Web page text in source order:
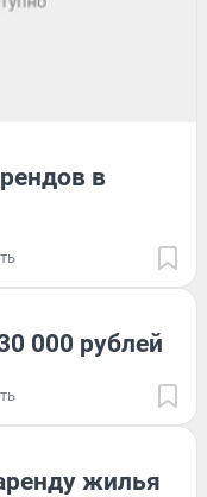
в
000 рублей
жилья